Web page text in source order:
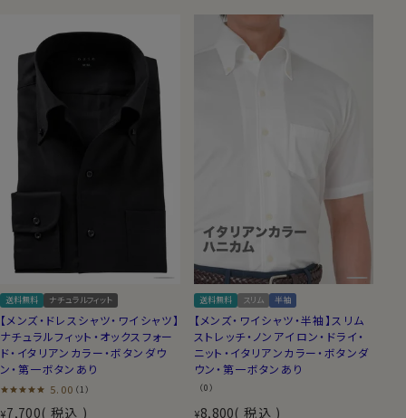
送料無料 ナチュラルフィット
【メンズ・ドレスシャツ・ワイシャツ】
ナチュラルフィット・オックスフォー
ド・イタリアンカラー・ボタンダウ
ン・第一ボタンあり
5.00 （1）
¥7,700 税込
送料無料 スリム 半袖
【メンズ・ワイシャツ・半袖】スリム
ストレッチ・ノンアイロン・ドライ・
ニット・イタリアンカラー・ボタンダ
ウン・第一ボタンあり
（0）
¥8,800 税込